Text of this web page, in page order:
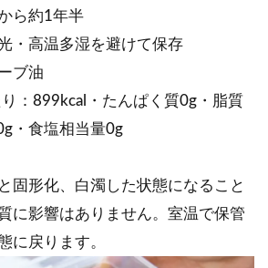
ら約1年半
・高温多湿を避けて保存
ブ油
：899kcal・たんぱく質0g・脂質
・食塩相当量0g
固形化、白濁した状態になること
に影響はありません。室温で保管
に戻ります。